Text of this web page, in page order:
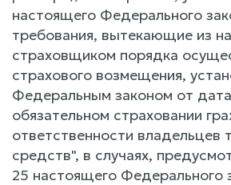
настоящего Федерального
требования, вытекающие из
страховщиком порядка
страхового возмещения,
Федеральным законом от
обязательном страховании
ответственности владельцев
средств", в случаях,
25 настоящего Федерального